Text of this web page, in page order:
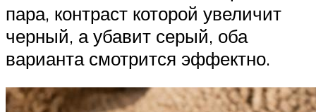
пара, контраст которой увеличит
черный, а убавит серый, оба
варианта смотрится эффектно.